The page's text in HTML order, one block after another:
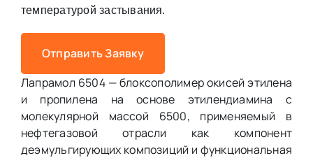
температурой застывания.
Отправить Заявку
Лапрамол 6504 — блоксополимер окисей этилена
и пропилена на основе этилендиамина с
молекулярной массой 6500, применяемый в
нефтегазовой отрасли как компонент
деэмульгирующих композиций и функциональная